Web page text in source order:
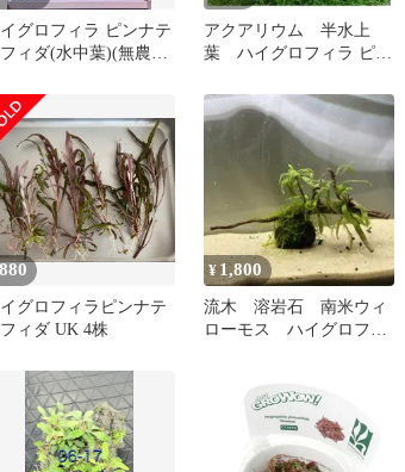
グロフィラ ピンナテ
ィダ(水中葉)(無農薬)
アクアリウム 半水上
葉 ハイグロフィラ ピン
アーグラス
880
グロフィラピンナテ
フィダ UK 4株
¥ 1,800
流木 溶岩石 南米ウィ
ローモス ハイグロフィ